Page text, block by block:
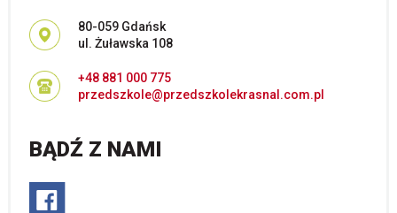
Adres pocztowy:
80-059 Gdańsk
ul. Żuławska 108
+48 881 000 775
przedszkole@przedszkolekrasnal.com.pl
BĄDŹ Z NAMI